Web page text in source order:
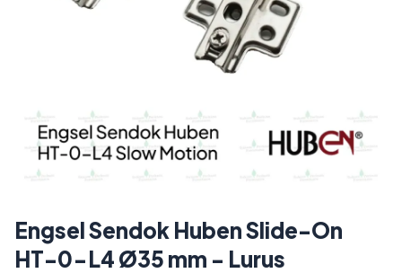
Engsel Sendok Huben Slide-On
HT-0-L4 Ø35 mm - Lurus